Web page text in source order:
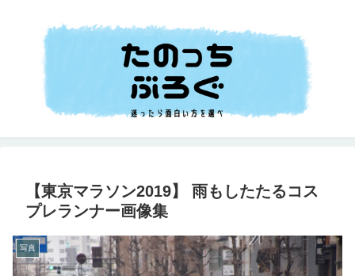
【東京マラソン2019】 雨もしたたるコス
プレランナー画像集
写真